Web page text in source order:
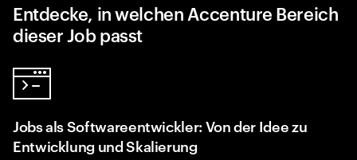
Entdecke, in welchen Accenture Bereich
dieser Job passt
Jobs als Softwareentwickler: Von der Idee zu
Entwicklung und Skalierung